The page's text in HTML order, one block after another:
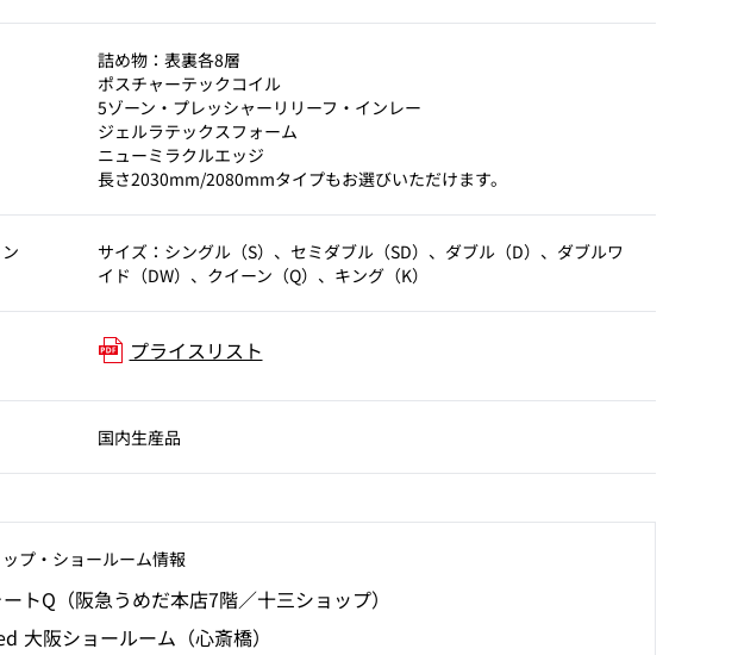
詰め物：表裏各8層
ポスチャーテックコイル
5ゾーン・プレッシャーリリーフ・インレー
ジェルラテックスフォーム
ニューミラクルエッジ
長さ2030mm/2080mmタイプもお選びいただけます。
サイズ：シングル（S）、セミダブル（SD）、ダブル（D）、ダブルワ
イド（DW）、クイーン（Q）、キング（K）
プライスリスト
国内生産品
プ‧ショールーム情報
トQ（阪急うめだ本店7階／十三ショップ）
大阪ショールーム（心斎橋）